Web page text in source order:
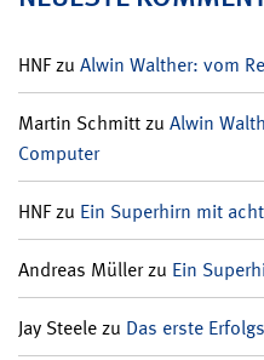
HNFzu Alwin Walther: vom
Martin Schmittzu Alwin
Computer
HNFzu Ein Superhirn mit
Andreas Müllerzu Ein
Jay Steelezu Das erste